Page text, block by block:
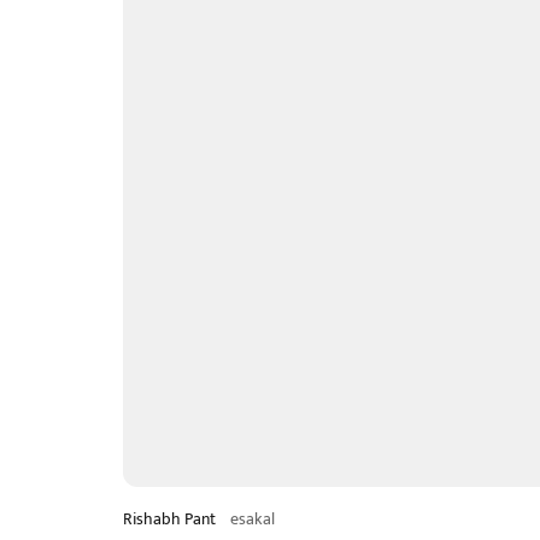
Rishabh Pant esakal